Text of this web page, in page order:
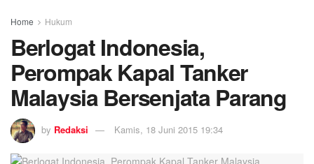
Home Hukum
Berlogat Indonesia,
Perompak Kapal Tanker
Malaysia Bersenjata Parang
by Redaksi Kamis, 18 Juni 2015 19:34